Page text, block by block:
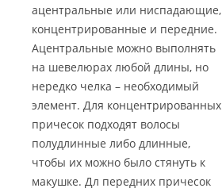
ацентральные или ниспадающие,
концентрированные и передние.
Ацентральные можно выполнять
на шевелюрах любой длины, но
нередко челка – необходимый
элемент. Для концентрированных
причесок подходят волосы
полудлинные либо длинные,
чтобы их можно было стянуть к
макушке. Дл передних причесок